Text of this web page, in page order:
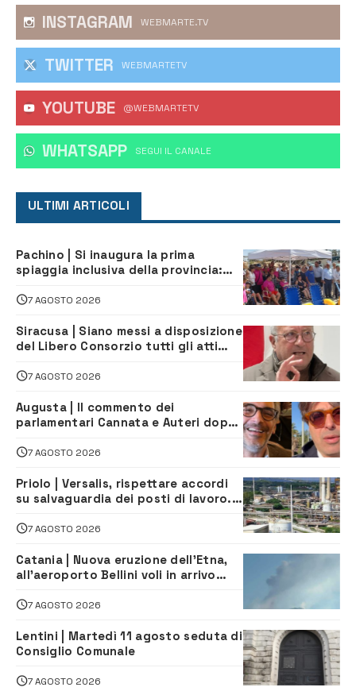
INSTAGRAM WEBMARTE.TV
TWITTER WEBMARTETV
YOUTUBE @WEBMARTETV
WHATSAPP ‎SEGUI IL CANALE
ULTIMI ARTICOLI
Pachino | Si inaugura la prima
spiaggia inclusiva della provincia:
tutti
7 AGOSTO 2026
Siracusa | Siano messi a disposizione
del Libero Consorzio tutti gli atti
7 AGOSTO 2026
Augusta | Il commento dei
parlamentari Cannata e Auteri dopo
depuratore
7 AGOSTO 2026
Priolo | Versalis, rispettare accordi
su salvaguardia dei posti di lavoro. Il
7 AGOSTO 2026
Catania | Nuova eruzione dell’Etna,
all’aeroporto Bellini voli in arrivo
7 AGOSTO 2026
Lentini | Martedì 11 agosto seduta di
Consiglio Comunale
7 AGOSTO 2026